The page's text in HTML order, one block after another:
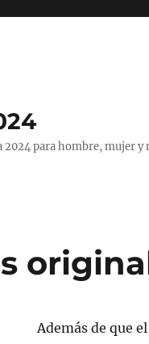
para hombre, mujer
Además de que